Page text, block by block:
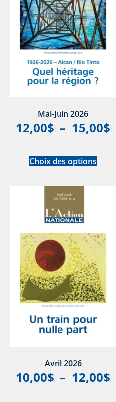
Mai-Juin 2026
12,00$ – 15,00$
Choix des options
Avril 2026
10,00$ – 12,00$